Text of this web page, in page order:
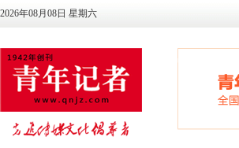
2026年08月08日 星期六